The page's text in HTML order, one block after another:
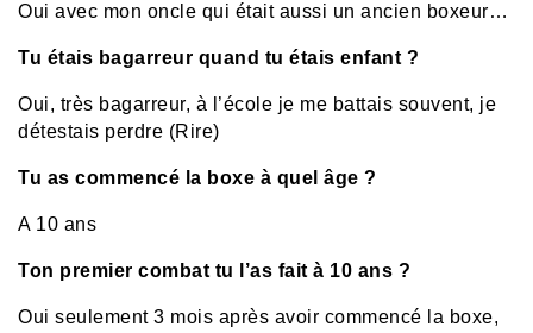
Oui avec mon oncle qui était aussi un ancien boxeur…
Tu étais bagarreur quand tu étais enfant ?
Oui, très bagarreur, à l’école je me battais souvent, je
détestais perdre (Rire)
Tu as commencé la boxe à quel âge ?
A 10 ans
Ton premier combat tu l’as fait à 10 ans ?
Oui seulement 3 mois après avoir commencé la boxe,